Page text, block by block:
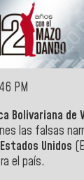
PM
Bolivariana de
las falsas
Estados Unidos
el país.